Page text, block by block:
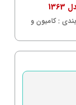
: کامیون و